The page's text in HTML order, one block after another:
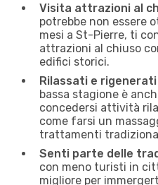
Visita attrazioni al
potrebbe non essere
mesi a St-Pierre, ti
attrazioni al chiuso
edifici storici.
Rilassati e
bassa stagione è
concedersi attività
come farsi un
trattamenti
Senti parte delle
con meno turisti in
migliore per